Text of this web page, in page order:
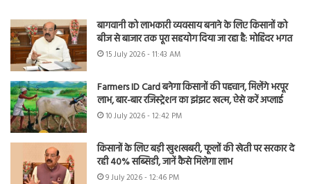
बागवानी को लाभकारी व्यवसाय बनाने के लिए किसानों को
बीज से बाजार तक पूरा सहयोग दिया जा रहा है: मोहिंदर भगत
15 July 2026 - 11:43 AM
Farmers ID Card बनेगा किसानों की पहचान, मिलेंगे भरपूर
लाभ, बार-बार रजिस्ट्रेशन का झंझट खत्म, ऐसे करें अप्लाई
10 July 2026 - 12:42 PM
किसानों के लिए बड़ी खुशखबरी, फूलों की खेती पर सरकार दे
रही 40% सब्सिडी, जानें कैसे मिलेगा लाभ
9 July 2026 - 12:46 PM